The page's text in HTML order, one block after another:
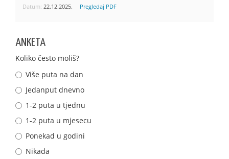
Datum: 22.12.2025. Pregledaj PDF
ANKETA
Koliko često moliš?
Više puta na dan
Jedanput dnevno
1-2 puta u tjednu
1-2 puta u mjesecu
Ponekad u godini
Nikada